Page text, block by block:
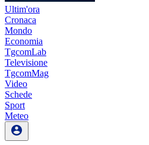
Ultim'ora
Cronaca
Mondo
Economia
TgcomLab
Televisione
TgcomMag
Video
Schede
Sport
Meteo